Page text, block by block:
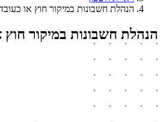
הנהלת חשבונות במיקור חוץ או
הנהלת חשבונות במיקור חוץ